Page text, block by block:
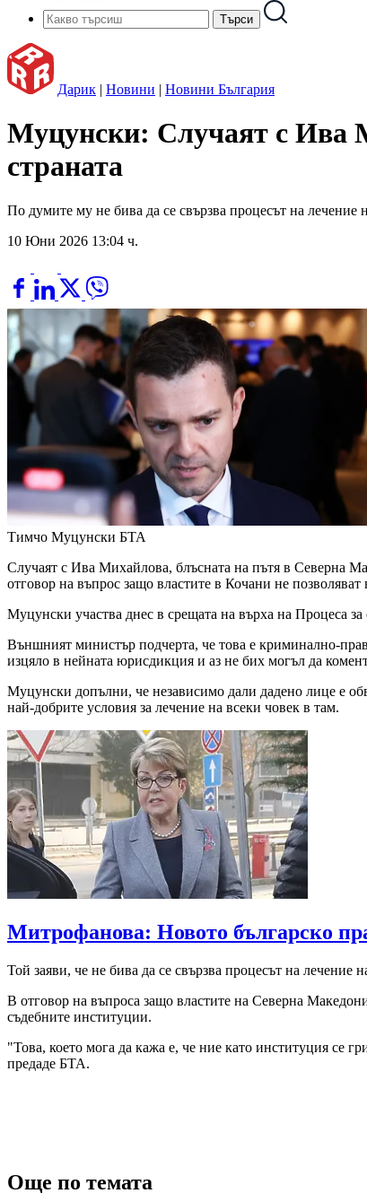
Дарик | Новини | Новини България
Муцунски: Случаят с Ива
страната
По думите му не бива да се свързва процесът на лечение
10 Юни 2026 13:04 ч.
Тимчо Муцунски БТА
Случаят с Ива Михайлова, блъсната на пътя в Северна
отговор на въпрос защо властите в Кочани не
Муцунски участва днес в срещата на върха на Процеса
Външният министър подчерта, че това е криминално-
изцяло в нейната юрисдикция и аз не бих могъл да
Муцунски допълни, че независимо дали дадено лице е
най-добрите условия за лечение на всеки човек в там.
Митрофанова: Новото българско
Той заяви, че не бива да се свързва процесът на лечение
В отговор на въпроса защо властите на Северна
съдебните институции.
"Това, което мога да кажа е, че ние като институция се
предаде БТА.
Още по темата